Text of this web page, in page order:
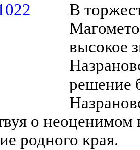
В
высокое
решение
о неоценимом
родного края.